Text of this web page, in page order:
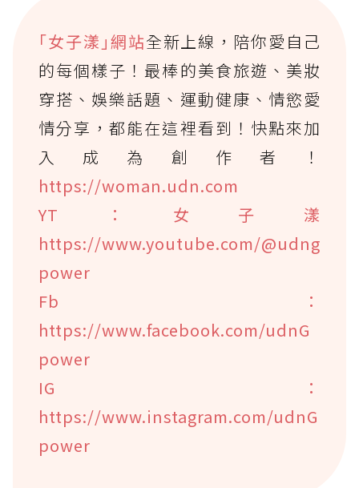
｢女子漾｣網站全新上線，陪你愛自己
的每個樣子！最棒的美食旅遊、美妝
穿搭、娛樂話題、運動健康、情慾愛
情分享，都能在這裡看到！快點來加
入成為創作者！
https://woman.udn.com
YT：女子漾
https://www.youtube.com/@udng
power
Fb：
https://www.facebook.com/udnG
power
IG：
https://www.instagram.com/udnG
power